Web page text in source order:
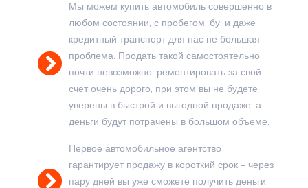
Мы можем купить автомобиль совершенно в
любом состоянии, с пробегом, бу, и даже
кредитный транспорт для нас не большая
проблема. Продать такой самостоятельно
почти невозможно, ремонтировать за свой
счет очень дорого, при этом вы не будете
уверены в быстрой и выгодной продаже, а
деньги будут потрачены в большом объеме.
Первое автомобильное агентство
гарантирует продажу в короткий срок – через
пару дней вы уже сможете получить деньги,